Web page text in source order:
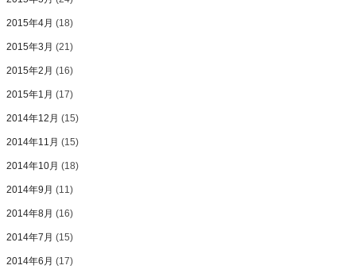
2015年4月 (18)
2015年3月 (21)
2015年2月 (16)
2015年1月 (17)
2014年12月 (15)
2014年11月 (15)
2014年10月 (18)
2014年9月 (11)
2014年8月 (16)
2014年7月 (15)
2014年6月 (17)